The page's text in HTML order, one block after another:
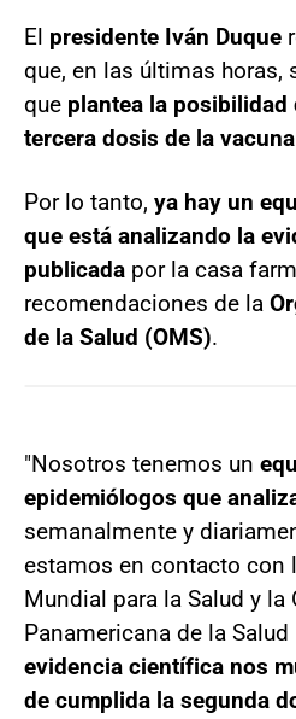
El presidente Iván Duque
que, en las últimas horas,
que plantea la posibilidad
tercera dosis de la
Por lo tanto, ya hay un
que está analizando la
publicada por la casa
recomendaciones de la
de la Salud (OMS).
"Nosotros tenemos un
epidemiólogos que
semanalmente y
estamos en contacto con
Mundial para la Salud y la
Panamericana de la Salud
evidencia científica nos
de cumplida la segunda